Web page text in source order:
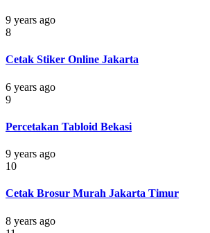
9 years ago
8
Cetak Stiker Online Jakarta
6 years ago
9
Percetakan Tabloid Bekasi
9 years ago
10
Cetak Brosur Murah Jakarta Timur
8 years ago